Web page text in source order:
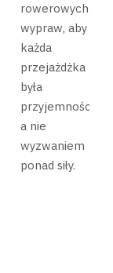
rowerowych
wypraw, aby
każda
przejażdżka
była
przyjemnością,
a nie
wyzwaniem
ponad siły.